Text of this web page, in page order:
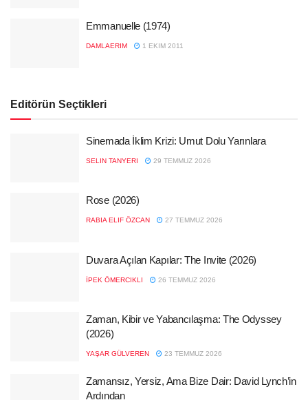
Emmanuelle (1974)
DAMLAERIM 1 EKIM 2011
Editörün Seçtikleri
Sinemada İklim Krizi: Umut Dolu Yarınlara
SELIN TANYERI 29 TEMMUZ 2026
Rose (2026)
RABIA ELIF ÖZCAN 27 TEMMUZ 2026
Duvara Açılan Kapılar: The Invite (2026)
İPEK ÖMERCIKLI 26 TEMMUZ 2026
Zaman, Kibir ve Yabancılaşma: The Odyssey
(2026)
YAŞAR GÜLVEREN 23 TEMMUZ 2026
Zamansız, Yersiz, Ama Bize Dair: David Lynch’in
Ardından